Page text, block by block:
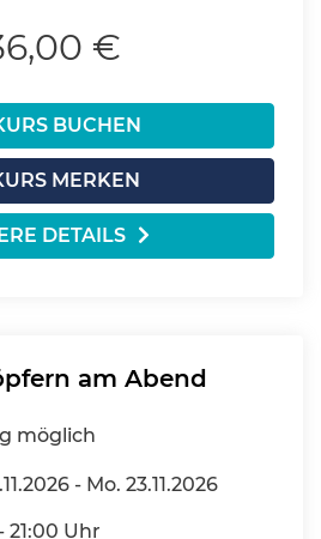
€
BUCHEN
MERKEN
DETAILS
am Abend
möglich
- Mo. 23.11.2026
21:00 Uhr